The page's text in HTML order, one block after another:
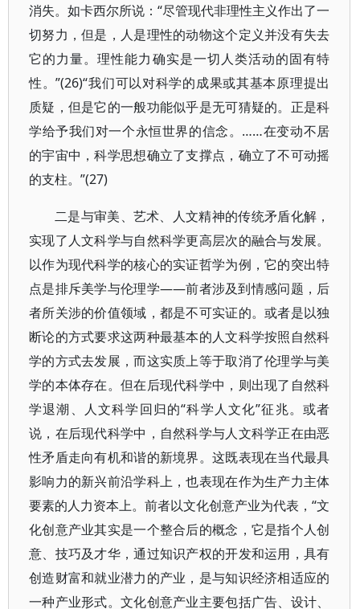
消失。如卡西尔所说：“尽管现代非理性主义作出了一
切努力，但是，人是理性的动物这个定义并没有失去
它的力量。理性能力确实是一切人类活动的固有特
性。”(26)“我们可以对科学的成果或其基本原理提出
质疑，但是它的一般功能似乎是无可猜疑的。正是科
学给予我们对一个永恒世界的信念。……在变动不居
的宇宙中，科学思想确立了支撑点，确立了不可动摇
的支柱。”(27)
二是与审美、艺术、人文精神的传统矛盾化解，
实现了人文科学与自然科学更高层次的融合与发展。
以作为现代科学的核心的实证哲学为例，它的突出特
点是排斥美学与伦理学——前者涉及到情感问题，后
者所关涉的价值领域，都是不可实证的。或者是以独
断论的方式要求这两种最基本的人文科学按照自然科
学的方式去发展，而这实质上等于取消了伦理学与美
学的本体存在。但在后现代科学中，则出现了自然科
学退潮、人文科学回归的“科学人文化”征兆。或者
说，在后现代科学中，自然科学与人文科学正在由恶
性矛盾走向有机和谐的新境界。这既表现在当代最具
影响力的新兴前沿学科上，也表现在作为生产力主体
要素的人力资本上。前者以文化创意产业为代表，“文
化创意产业其实是一个整合后的概念，它是指个人创
意、技巧及才华，通过知识产权的开发和运用，具有
创造财富和就业潜力的产业，是与知识经济相适应的
一种产业形式。文化创意产业主要包括广告、设计、